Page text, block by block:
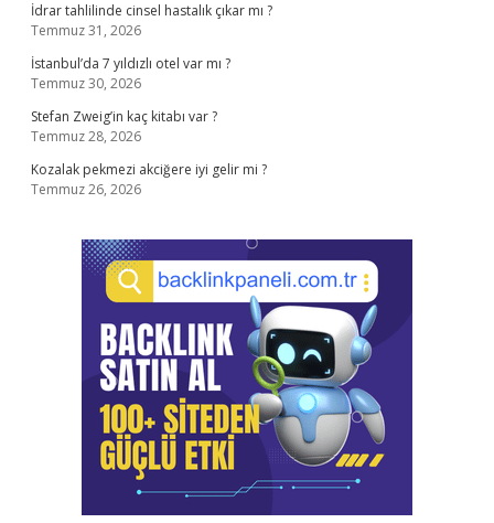
İdrar tahlilinde cinsel hastalık çıkar mı ?
Temmuz 31, 2026
İstanbul’da 7 yıldızlı otel var mı ?
Temmuz 30, 2026
Stefan Zweig’in kaç kitabı var ?
Temmuz 28, 2026
Kozalak pekmezi akciğere iyi gelir mi ?
Temmuz 26, 2026